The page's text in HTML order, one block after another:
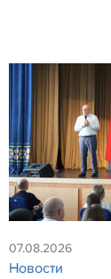
07.08.2026
Новости